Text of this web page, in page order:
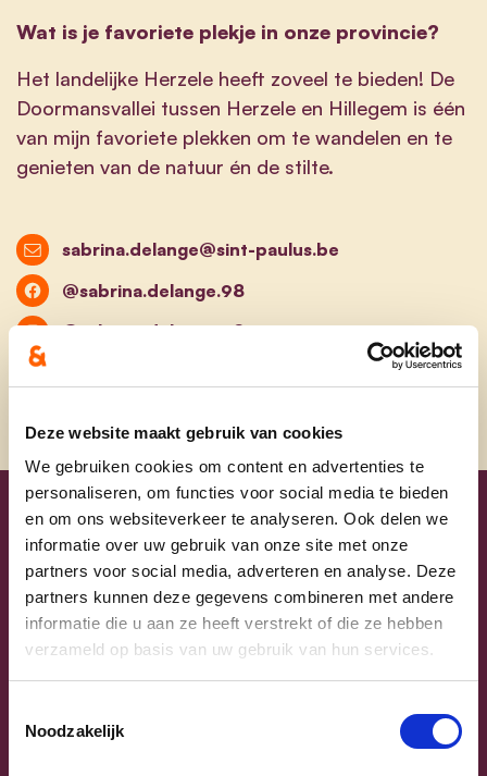
Deze website maakt gebruik van cookies
We gebruiken cookies om content en advertenties te
personaliseren, om functies voor social media te bieden
en om ons websiteverkeer te analyseren. Ook delen we
informatie over uw gebruik van onze site met onze
partners voor social media, adverteren en analyse. Deze
partners kunnen deze gegevens combineren met andere
informatie die u aan ze heeft verstrekt of die ze hebben
verzameld op basis van uw gebruik van hun services.
Noodzakelijk
Wat is je favoriete plekje in onze provincie?
Het landelijke Herzele heeft zoveel te bieden! De
Doormansvallei tussen Herzele en Hillegem is één
van mijn favoriete plekken om te wandelen en te
genieten van de natuur én de stilte.
sabrina.delange@sint-paulus.be
@sabrina.delange.98
@sabrina.delange.98
Uw lijsttrekkers